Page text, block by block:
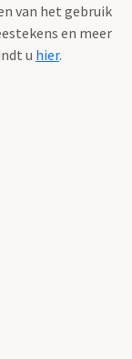
van het gebruik
en meer
u hier.